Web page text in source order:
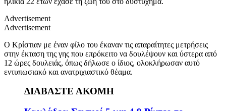
Advertisement
Advertisement
Ο Κρίστιαν με έναν φίλο του έκαναν τις απαραίτητες μετρήσεις
στην έκταση της γης που επρόκειτο να δουλέψουν και ύστερα από
12 ώρες δουλειάς, όπως δήλωσε ο ίδιος, ολοκλήρωσαν αυτό
εντυπωσιακό και ανατριχιαστικό θέαμα.
ΔΙΑΒΑΣΤΕ ΑΚΟΜΗ